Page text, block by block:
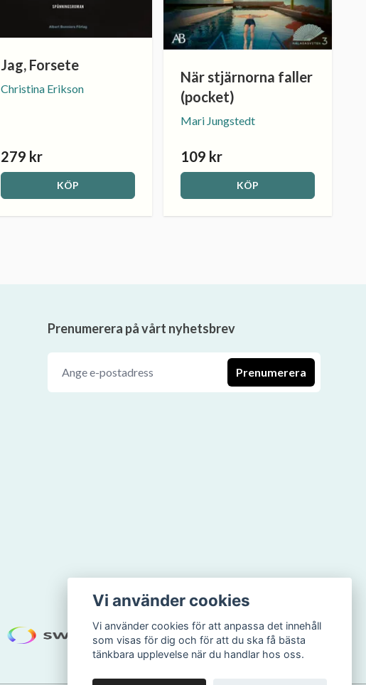
Jag, Forsete
Christina Erikson
279 kr
KÖP
När stjärnorna faller
(pocket)
Mari Jungstedt
109 kr
KÖP
Prenumerera på vårt nyhetsbrev
Prenumerera
Vi använder cookies
Vi använder cookies för att anpassa det innehåll
som visas för dig och för att du ska få bästa
tänkbara upplevelse när du handlar hos oss.